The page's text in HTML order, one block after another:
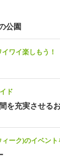
公園
ワイ楽しもう！
ド
を充実させる
ーク)のイベン